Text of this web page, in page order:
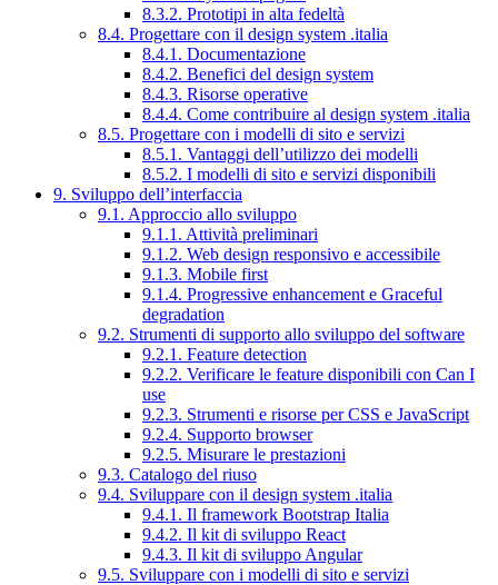
8.3.2. Prototipi in alta fedeltà
8.4. Progettare con il design system .italia
8.4.1. Documentazione
8.4.2. Benefici del design system
8.4.3. Risorse operative
8.4.4. Come contribuire al design system .italia
8.5. Progettare con i modelli di sito e servizi
8.5.1. Vantaggi dell’utilizzo dei modelli
8.5.2. I modelli di sito e servizi disponibili
9. Sviluppo dell’interfaccia
9.1. Approccio allo sviluppo
9.1.1. Attività preliminari
9.1.2. Web design responsivo e accessibile
9.1.3. Mobile first
9.1.4. Progressive enhancement e Graceful
degradation
9.2. Strumenti di supporto allo sviluppo del software
9.2.1. Feature detection
9.2.2. Verificare le feature disponibili con Can I
use
9.2.3. Strumenti e risorse per CSS e JavaScript
9.2.4. Supporto browser
9.2.5. Misurare le prestazioni
9.3. Catalogo del riuso
9.4. Sviluppare con il design system .italia
9.4.1. Il framework Bootstrap Italia
9.4.2. Il kit di sviluppo React
9.4.3. Il kit di sviluppo Angular
9.5. Sviluppare con i modelli di sito e servizi